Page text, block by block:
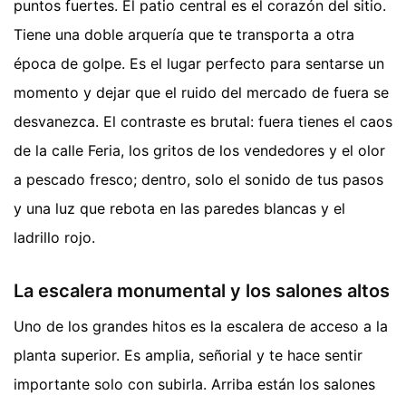
puntos fuertes. El patio central es el corazón del sitio.
Tiene una doble arquería que te transporta a otra
época de golpe. Es el lugar perfecto para sentarse un
momento y dejar que el ruido del mercado de fuera se
desvanezca. El contraste es brutal: fuera tienes el caos
de la calle Feria, los gritos de los vendedores y el olor
a pescado fresco; dentro, solo el sonido de tus pasos
y una luz que rebota en las paredes blancas y el
ladrillo rojo.
La escalera monumental y los salones altos
Uno de los grandes hitos es la escalera de acceso a la
planta superior. Es amplia, señorial y te hace sentir
importante solo con subirla. Arriba están los salones